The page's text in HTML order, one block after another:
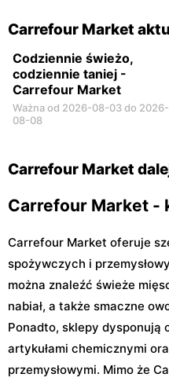
Carrefour Market
Codziennie świeżo,
codziennie taniej -
Carrefour Market
Ważna od 2026-08-03 do 2026-
08-08
Carrefour Market
Carrefour Market -
Carrefour Market oferuje
spożywczych i
można znaleźć świeże
nabiał, a także smaczne
Ponadto, sklepy dysponują
artykułami chemicznymi
przemysłowymi. Mimo że